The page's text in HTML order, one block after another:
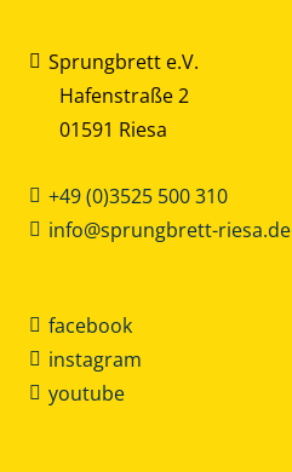
Sprungbrett e.V.
Hafenstraße 2
01591 Riesa
+49 (0)3525 500 310
info@sprungbrett-riesa.de
facebook
instagram
youtube